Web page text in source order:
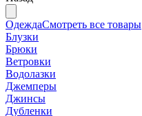
ОдеждаСмотреть все товары
Блузки
Брюки
Ветровки
Водолазки
Джемперы
Джинсы
Дубленки